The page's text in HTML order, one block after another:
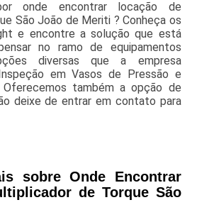
onde encontrar locação de
São João de Meriti ? Conheça os
e encontre a solução que está
no ramo de equipamentos
diversas que a empresa
em Vasos de Pressão e
Oferecemos também a opção de
deixe de entrar em contato para
sobre Onde Encontrar
de Torque São